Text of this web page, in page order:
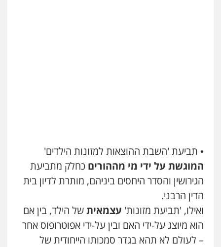
• תביעת 'השבת ההוצאות למזונות הילדים'
המוגשת על ידי מי מההורים כחלק מתביעת
הגירושין והסדר היחסים ביניהם, מותרת לדיון בית
הדין הרבני.
ואילו, 'תביעת מזונות' עצמאיתשל הילד, בין אם
הוא מיוצג על-ידי האם ובין על-ידי אפוטרופוס אחר
– לעולם לא תהא בגדר סמכותו הייחודית של